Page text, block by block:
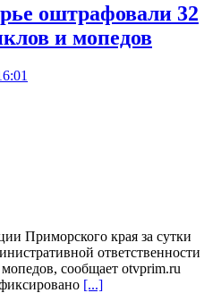
оштрафовали 32
и мопедов
Приморского края за сутки
ответственности
сообщает otvprim.ru
[...]